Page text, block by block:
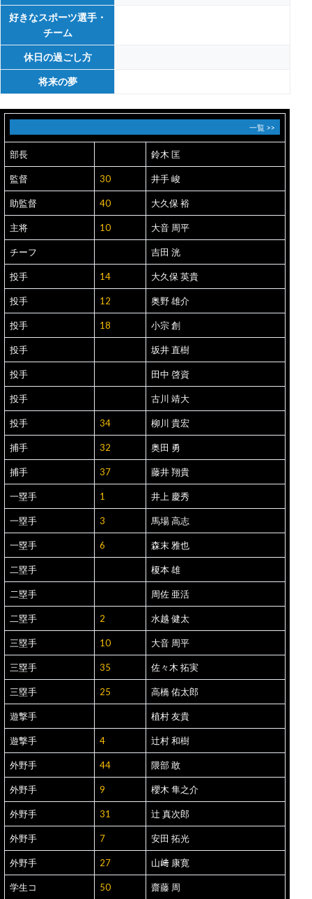
好きなスポーツ選手・
チーム
休日の過ごし方
将来の夢
一覧 >>
部長 鈴木 匡
監督 30 井手 峻
助監督 40 大久保 裕
主将 10 大音 周平
チーフ 吉田 洸
投手 14 大久保 英貴
投手 12 奥野 雄介
投手 18 小宗 創
投手 坂井 直樹
投手 田中 啓資
投手 古川 靖大
投手 34 柳川 貴宏
捕手 32 奥田 勇
捕手 37 藤井 翔貴
一塁手 1 井上 慶秀
一塁手 3 馬場 高志
一塁手 6 森末 雅也
二塁手 榎本 雄
二塁手 周佐 亜活
二塁手 2 水越 健太
三塁手 10 大音 周平
三塁手 35 佐々木 拓実
三塁手 25 高橋 佑太郎
遊撃手 植村 友貴
遊撃手 4 辻村 和樹
外野手 44 隈部 敢
外野手 9 櫻木 隼之介
外野手 31 辻 真次郎
外野手 7 安田 拓光
外野手 27 山﨑 康寛
学生コ 50 齋藤 周